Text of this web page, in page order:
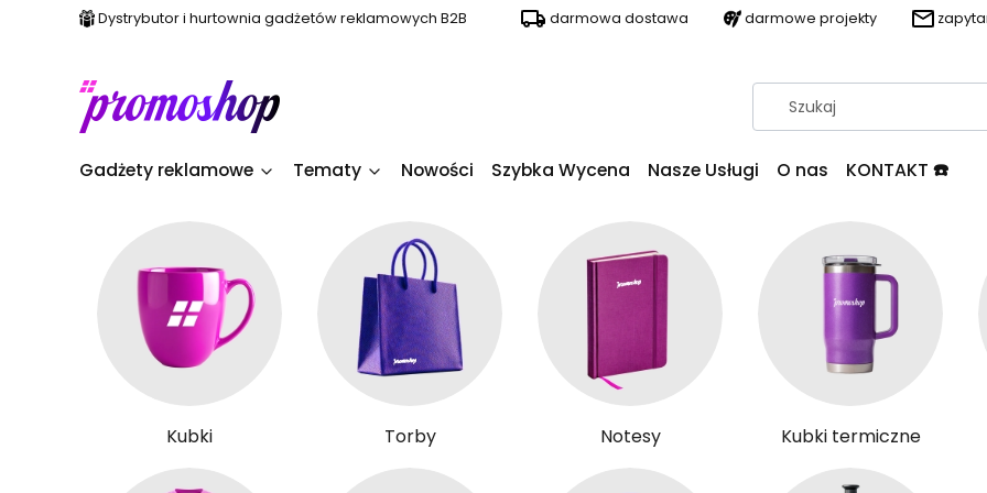
Dystrybutor i hurtownia gadżetów reklamowych B2B darmowa dostawa darmowe projekty
Gadżety reklamowe Tematy Nowości Szybka Wycena Nasze Usługi O nas KONTAKT ☎️
Kubki Torby Notesy Kubki termiczne